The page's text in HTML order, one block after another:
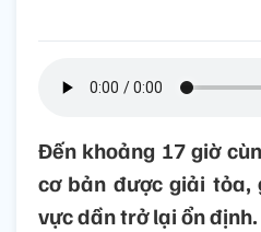
Đến khoảng 17 giờ
cơ bản được giải tỏa,
vực dần trở lại ổn định.